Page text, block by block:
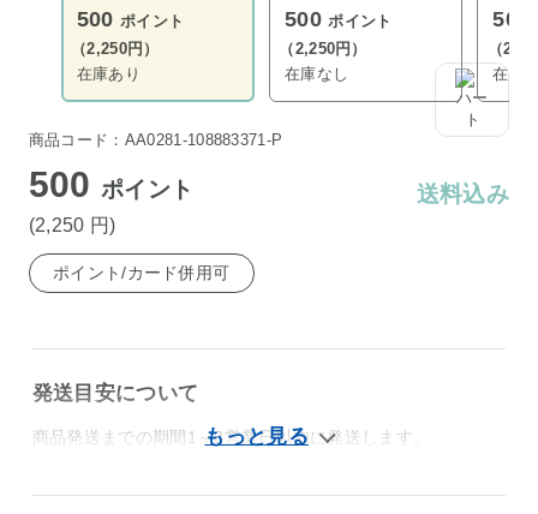
500ポイント
（2,250円）
在庫あり
500ポイント
（2,250円）
在庫なし
500
（
在庫
商品コード：AA0281-108883371-P
500ポイント
(2,250 円)
送料込み
ポイント/カード併用可
発送目安について
商品発送までの期間1～3営業日以内に発送します。